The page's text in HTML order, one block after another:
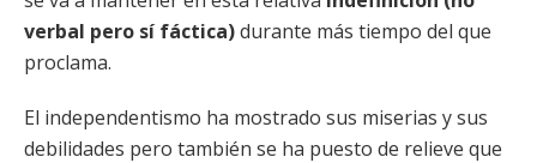
verbal pero sí fáctica)durante más tiempo del que
proclama.
El independentismo ha mostrado sus miserias y sus
debilidades pero también se ha puesto de relieve que